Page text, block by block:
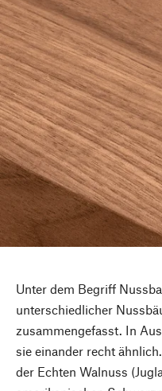
Unter dem Begriff
unterschiedlicher
zusammengefasst. In
sie einander recht
der Echten Walnuss